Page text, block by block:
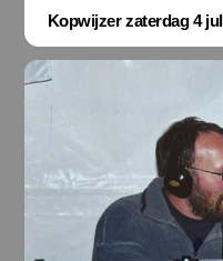
Kopwijzer zaterdag 4